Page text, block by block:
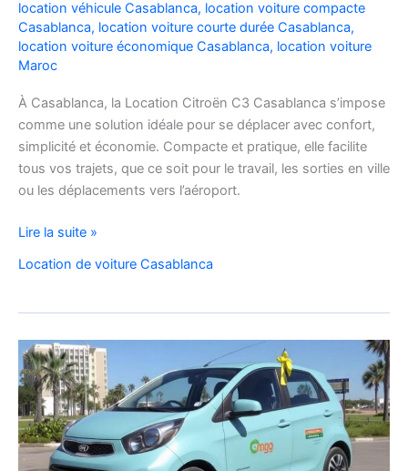
location véhicule Casablanca, location voiture compacte
Casablanca, location voiture courte durée Casablanca,
location voiture économique Casablanca, location voiture
Maroc
À Casablanca, la Location Citroën C3 Casablanca s’impose
comme une solution idéale pour se déplacer avec confort,
simplicité et économie. Compacte et pratique, elle facilite
tous vos trajets, que ce soit pour le travail, les sorties en ville
ou les déplacements vers l’aéroport.
Location
voiture
C3
à
Casablanca
Lire la suite »
Location de voiture Casablanca